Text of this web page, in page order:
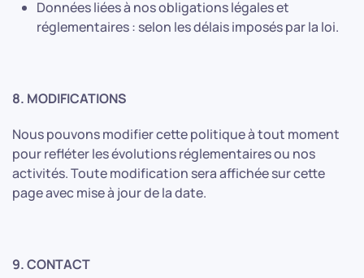
Données liées à nos obligations légales et
réglementaires : selon les délais imposés par la loi.
8. MODIFICATIONS
Nous pouvons modifier cette politique à tout moment
pour refléter les évolutions réglementaires ou nos
activités. Toute modification sera affichée sur cette
page avec mise à jour de la date.
9. CONTACT